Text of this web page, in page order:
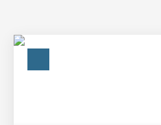
Budget max (€)